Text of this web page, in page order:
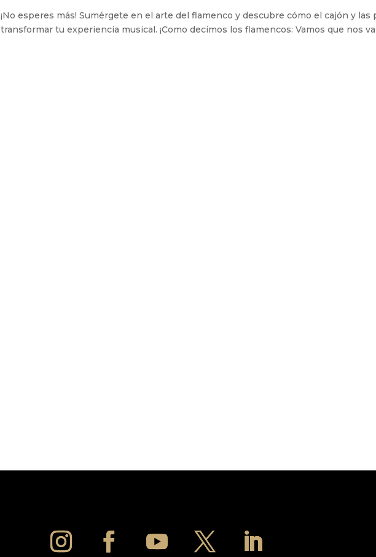
¡No esperes más! Sumérgete en el arte del flamenco y descubre cómo el cajón y las
transformar tu experiencia musical. ¡Como decimos los flamencos: Vamos que nos